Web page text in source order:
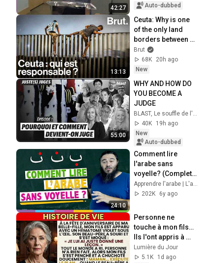
42:27
and Students
Auto-dubbed
13:13
Ceuta: Why is one
of the only land
borders between
Europe and Africa
in crisis?
Brut
68K
20h ago
New
55:00
WHY AND HOW DO
YOU BECOME A
JUDGE
40K
19h ago
New
Auto-dubbed
24:10
Comment lire
l'arabe sans
voyelle? (Complet:
origine et
explication)
202K
6y ago
Personne ne
touche à mon fils…
Ils l'ont appris à
leurs dépens.
Lumière du Jour
5.1K
1d ago